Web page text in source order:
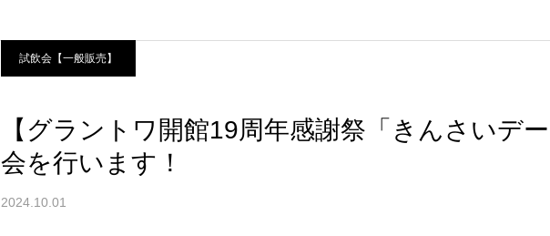
試飲会【一般販売】
【グラントワ開館19周年感謝祭「きんさいデ
会を行います！
2024.10.01